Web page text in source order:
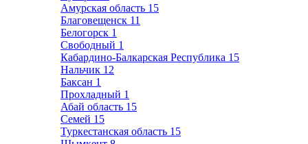
Амурская область 15
Благовещенск 11
Белогорск 1
Свободный 1
Кабардино-Балкарская Республика 15
Нальчик 12
Баксан 1
Прохладный 1
Абай область 15
Семей 15
Туркестанская область 15